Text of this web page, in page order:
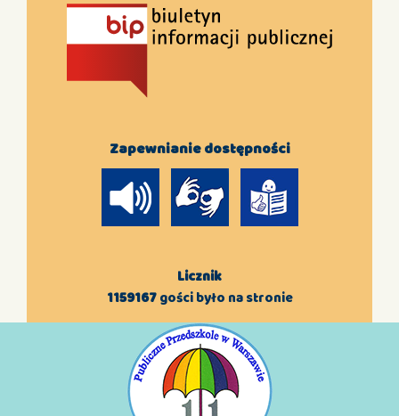
Zapewnianie dostępności
Licznik
1159167gości było na stronie